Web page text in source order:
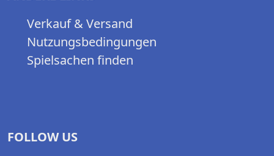
Verkauf & Versand
Nutzungsbedingungen
Spielsachen finden
FOLLOW US